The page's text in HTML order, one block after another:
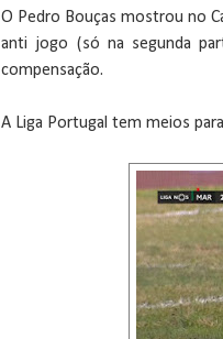
O Pedro Bouças mostrou no
anti jogo (só na segunda
compensação.
A Liga Portugal tem meios